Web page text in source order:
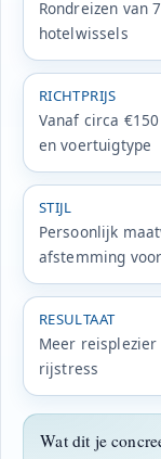
Rondreizen van
hotelwissels
RICHTPRIJS
Vanaf circa
en voertuigtype
STIJL
Persoonlijk
afstemming
RESULTAAT
Meer
rijstress
Wat dit je